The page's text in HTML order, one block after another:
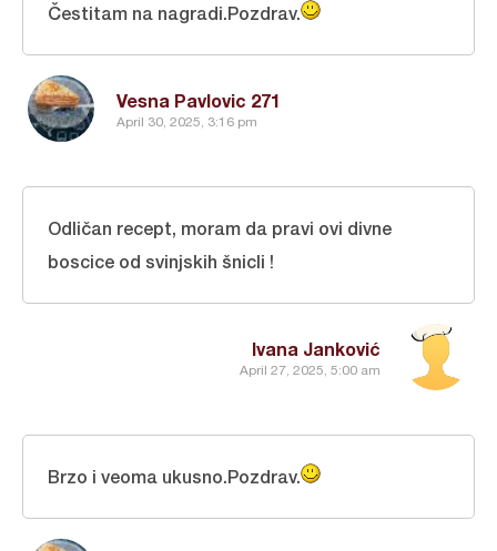
Vesna Pavlovic 271
April 30, 2025, 3:16 pm
Čestitam na nagradi.Pozdrav.
Ivana Janković
April 27, 2025, 5:00 am
Odličan recept, moram da pravi ovi divne
boscice od svinjskih šnicli !
Brzo i veoma ukusno.Pozdrav.